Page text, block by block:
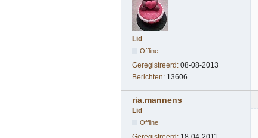
Lid
Offline
Geregistreerd: 08-08-2013
Berichten: 13606
ria.mannens
Lid
Offline